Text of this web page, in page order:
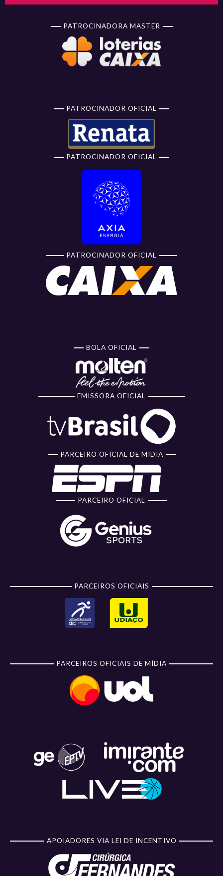
PATROCINADORA MASTER
PATROCINADOR OFICIAL
PATROCINADOR OFICIAL
PATROCINADOR OFICIAL
BOLA OFICIAL
EMISSORA OFICIAL
PARCEIRO OFICIAL DE MÍDIA
PARCEIRO OFICIAL
PARCEIROS OFICIAIS
PARCEIROS OFICIAIS DE MÍDIA
APOIADORES VIA LEI DE INCENTIVO